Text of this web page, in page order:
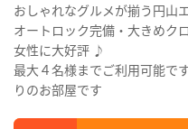
おしゃれなグルメが揃う円山
オートロック完備・大きめク
女性に大好評 ♪
最大４名様までご利用可能で
りのお部屋です